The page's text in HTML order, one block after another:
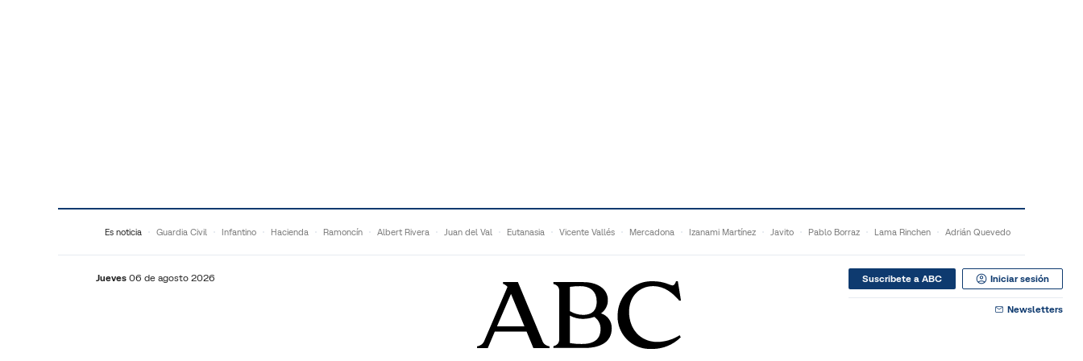
Es noticia Guardia Civil Infantino Hacienda Ramoncín Albert Rivera Juan del Val Eutanasia Vicente Vallés Mercadona Izanami Martínez Javito Pablo Borraz Lama Rinchen Adrián Quevedo
Jueves 06 de agosto 2026 Suscribete a ABC Iniciar sesión
Newsletters